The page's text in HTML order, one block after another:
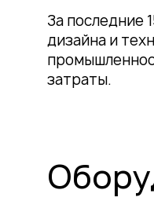
Любая машина,
качество, что
За последние
дизайна и